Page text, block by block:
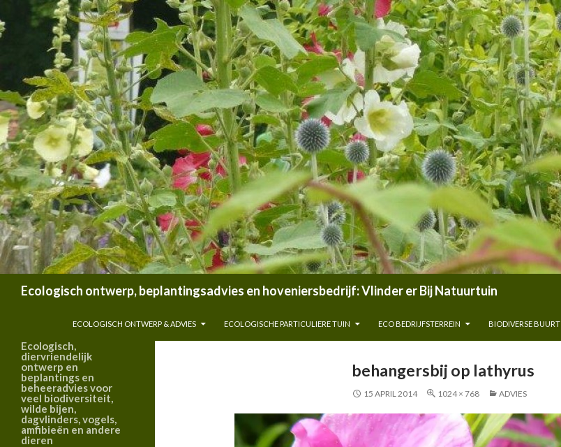
Ecologisch ontwerp, beplantingsadvies en hoveniersbedrijf: Vlinder er Bij Natuurtuin
ECOLOGISCH ONTWERP & ADVIES
ECOLOGISCHE PARTICULIERE TUIN ECO BEDRIJFSTERREIN BIODIVERSE BUURT
behangersbij op lathyrus
15 APRIL 2014 1024 × 768 ADVIES
Ecologisch,
diervriendelijk
ontwerp en
beplantings en
beheeradvies voor
veel biodiversiteit,
wilde bijen,
dagvlinders, vogels,
amfibieën en andere
dieren